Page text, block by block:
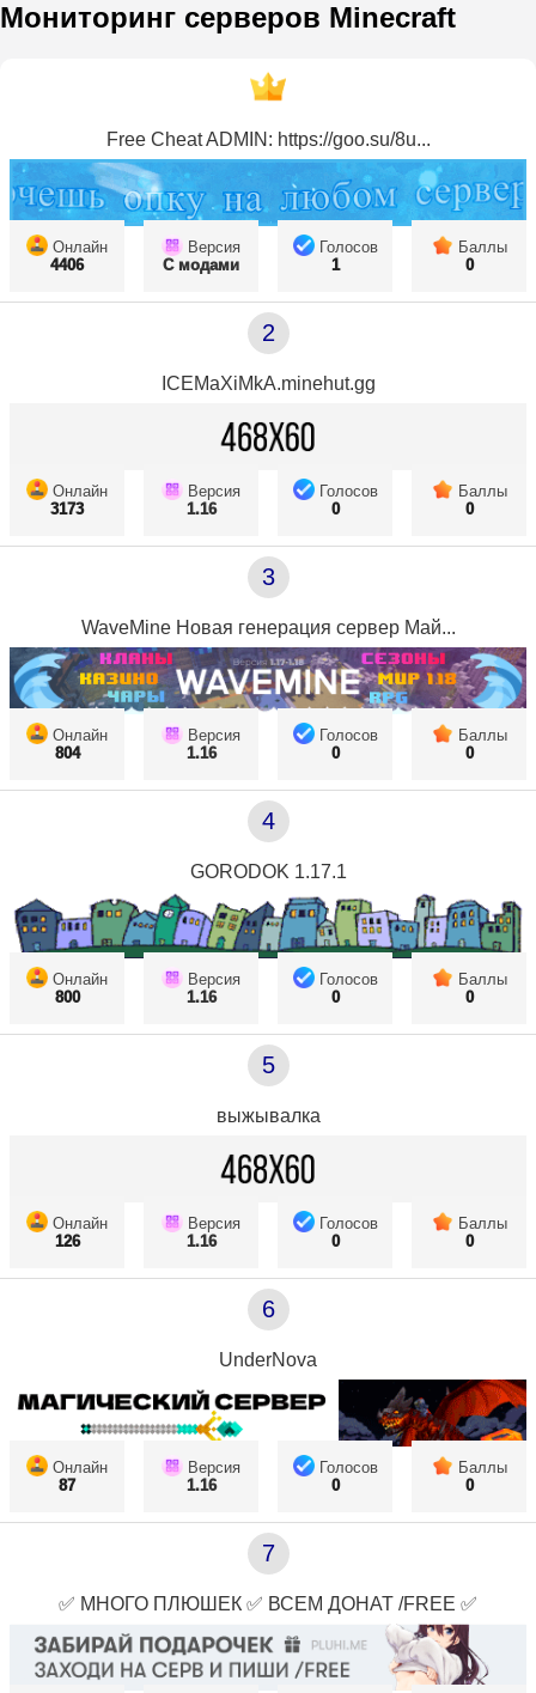
Мониторинг серверов Minecraft
Free Cheat ADMIN: https://goo.su/8u...
Онлайн
4406
Версия
С модами
Голосов
1
Баллы
0
2
ICEMaXiMkA.minehut.gg
Онлайн
3173
Версия
1.16
Голосов
0
Баллы
0
3
WaveMine Новая генерация сервер Май...
Онлайн
804
Версия
1.16
Голосов
0
Баллы
0
4
GORODOK 1.17.1
Онлайн
800
Версия
1.16
Голосов
0
Баллы
0
5
выжывалка
Онлайн
126
Версия
1.16
Голосов
0
Баллы
0
6
UnderNova
Онлайн
87
Версия
1.16
Голосов
0
Баллы
0
7
✅ МНОГО ПЛЮШЕК ✅ ВСЕМ ДОНАТ /FREE ✅